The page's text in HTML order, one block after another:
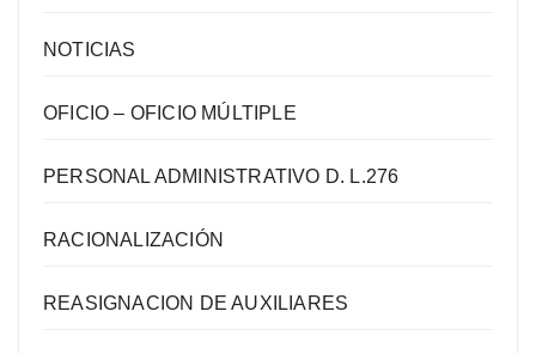
NOTICIAS
OFICIO – OFICIO MÚLTIPLE
PERSONAL ADMINISTRATIVO D. L.276
RACIONALIZACIÓN
REASIGNACION DE AUXILIARES